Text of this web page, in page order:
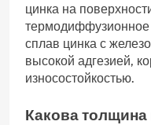
цинка на
сплав цинка с
высокой адгезией,
износостойкостью.
Какова